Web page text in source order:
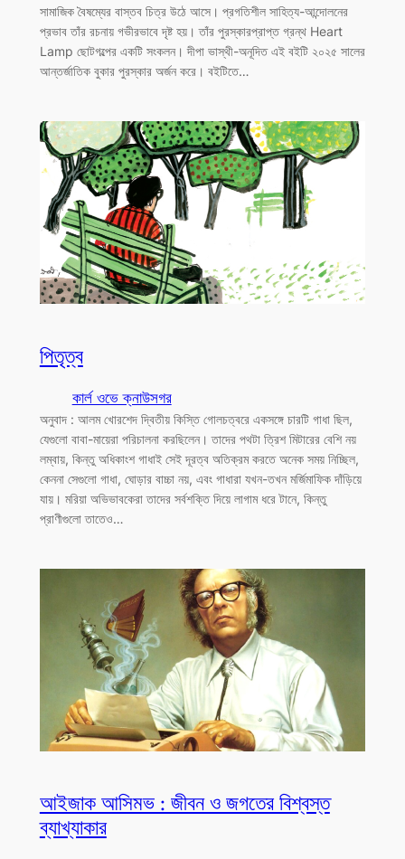
সামাজিক বৈষম্যের বাস্তব চিত্র উঠে আসে। প্রগতিশীল সাহিত্য-আন্দোলনের
প্রভাব তাঁর রচনায় গভীরভাবে দৃষ্ট হয়। তাঁর পুরস্কারপ্রাপ্ত গ্রন্থ Heart
Lamp ছোটগল্পের একটি সংকলন। দীপা ভাস্থী-অনূদিত এই বইটি ২০২৫ সালের
আন্তর্জাতিক বুকার পুরস্কার অর্জন করে। বইটিতে…
পিতৃত্ব
কার্ল ওভে ক্নাউসগর
অনুবাদ : আলম খোরশেদ দ্বিতীয় কিস্তি গোলচত্বরে একসঙ্গে চারটি গাধা ছিল,
যেগুলো বাবা-মায়েরা পরিচালনা করছিলেন। তাদের পথটা ত্রিশ মিটারের বেশি নয়
লম্বায়, কিন্তু অধিকাংশ গাধাই সেই দূরত্ব অতিক্রম করতে অনেক সময় নিচ্ছিল,
কেননা সেগুলো গাধা, ঘোড়ার বাচ্চা নয়, এবং গাধারা যখন-তখন মর্জিমাফিক দাঁড়িয়ে
যায়। মরিয়া অভিভাবকেরা তাদের সর্বশক্তি দিয়ে লাগাম ধরে টানে, কিন্তু
প্রাণীগুলো তাতেও…
আইজাক আসিমভ : জীবন ও জগতের বিশ্বস্ত
ব্যাখ্যাকার